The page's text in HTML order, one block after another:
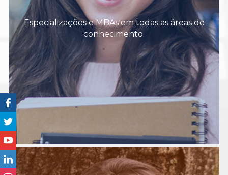
Especializações e MBAs em todas as áreas de
conhecimento.